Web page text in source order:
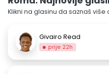
Klikni na glasinu da saznaš više
Givairo Read
prije 22h